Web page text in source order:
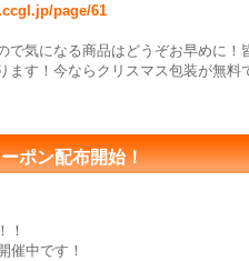
page/61
で気になる商品はどうぞお早めに！
ます！今ならクリスマス包装が無
ポン配布開始！
！
催中です！